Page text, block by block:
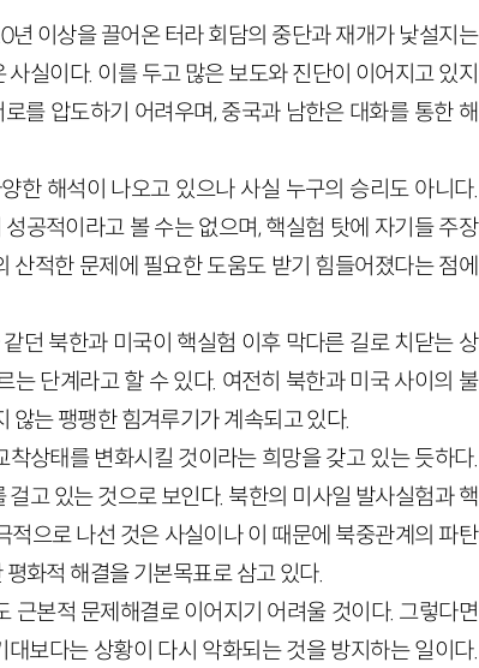
이상을 끌어온 터라 회담의 중단과 재개가 낯설지는
실이다. 이를 두고 많은 보도와 진단이 이어지고 있지
를 압도하기 어려우며, 중국과 남한은 대화를 통한 해
한 해석이 나오고 있으나 사실 누구의 승리도 아니다.
공적이라고 볼 수는 없으며, 핵실험 탓에 자기들 주장
적한 문제에 필요한 도움도 받기 힘들어졌다는 점에
던 북한과 미국이 핵실험 이후 막다른 길로 치닫는 상
단계라고 할 수 있다. 여전히 북한과 미국 사이의 불
않는 팽팽한 힘겨루기가 계속되고 있다.
상태를 변화시킬 것이라는 희망을 갖고 있는 듯하다.
고 있는 것으로 보인다. 북한의 미사일 발사실험과 핵
으로 나선 것은 사실이나 이 때문에 북중관계의 파탄
화적 해결을 기본목표로 삼고 있다.
본적 문제해결로 이어지기 어려울 것이다. 그렇다면
보다는 상황이 다시 악화되는 것을 방지하는 일이다.